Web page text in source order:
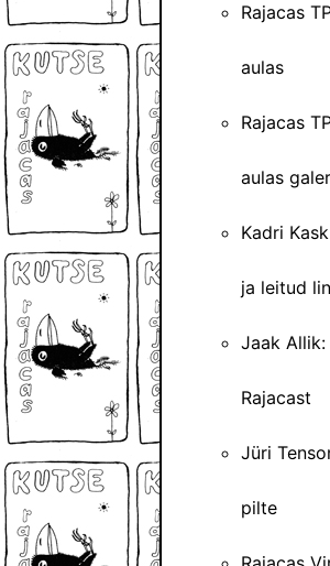
Rajacas
aulas
Rajacas
aulas
Kadri Kask
ja leitud
Jaak Allik:
Rajacast
Jüri
pilte